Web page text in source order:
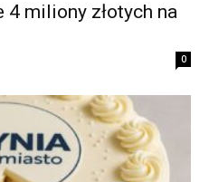
4 miliony złotych na
0